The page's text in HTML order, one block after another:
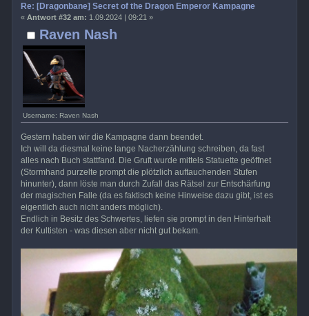
Raven Nash
Username: Raven Nash
Re: [Dragonbane] Secret of the Dragon Emperor Kampagne
« Antwort #32 am: 1.09.2024 | 09:21 »
Gestern haben wir die Kampagne dann beendet.
Ich will da diesmal keine lange Nacherzählung schreiben, da fast
alles nach Buch stattfand. Die Gruft wurde mittels Statuette geöffnet
(Stormhand purzelte prompt die plötzlich auftauchenden Stufen
hinunter), dann löste man durch Zufall das Rätsel zur Entschärfung
der magischen Falle (da es faktisch keine Hinweise dazu gibt, ist es
eigentlich auch nicht anders möglich).
Endlich in Besitz des Schwertes, liefen sie prompt in den Hinterhalt
der Kultisten - was diesen aber nicht gut bekam.